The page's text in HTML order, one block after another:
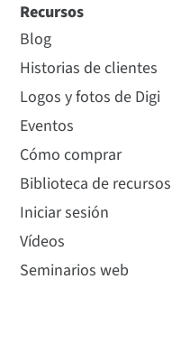
Recursos
Blog
Historias de clientes
Logos y fotos de Digi
Eventos
Cómo comprar
Biblioteca de recursos
Iniciar sesión
Vídeos
Seminarios web